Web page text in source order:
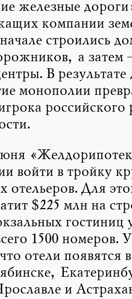
железные
компании
строились
а затем
В результате
монополии
российского
войти в тройку
отельеров. Для
$225 млн на
гостиниц
1500 номеров.
отели появятся
и